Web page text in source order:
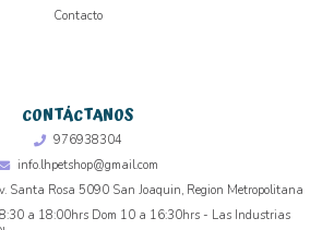
Contacto
CONTÁCTANOS
976938304
info.lhpetshop@gmail.com
Santa Rosa 5090 San Joaquin, Region Metropolitana
a 18:00hrs Dom 10 a 16:30hrs - Las Industrias